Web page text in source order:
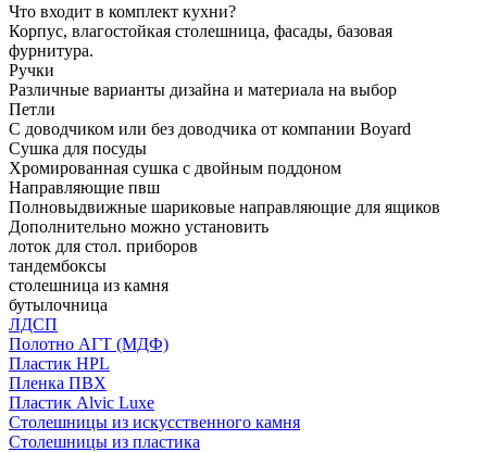
Что входит в комплект кухни?
Корпус, влагостойкая столешница, фасады, базовая
фурнитура.
Ручки
Различные варианты дизайна и материала на выбор
Петли
С доводчиком или без доводчика от компании Boyard
Сушка для посуды
Хромированная сушка с двойным поддоном
Направляющие пвш
Полновыдвижные шариковые направляющие для ящиков
Дополнительно можно установить
лоток для стол. приборов
тандембоксы
столешница из камня
бутылочница
ЛДСП
Полотно АГТ (МДФ)
Пластик HPL
Пленка ПВХ
Пластик Alvic Luxe
Столешницы из искусственного камня
Столешницы из пластика